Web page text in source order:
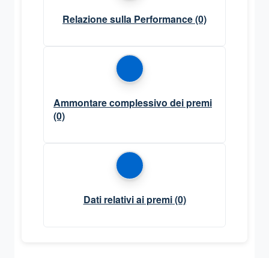
Relazione sulla Performance(0)
Ammontare complessivo dei premi
(0)
Dati relativi ai premi(0)